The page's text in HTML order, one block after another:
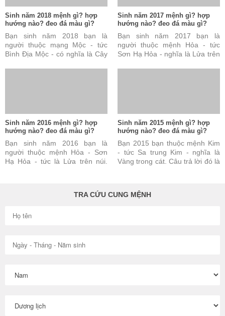
Sinh năm 2018 mệnh gì? hợp
hướng nào? đeo đá màu gì?
Bạn sinh năm 2018 bạn là
người thuộc mạng Mộc - tức
Bình Địa Mộc - có nghĩa là Cây
Sinh năm 2017 mệnh gì? hợp
hướng nào? đeo đá màu gì?
Bạn sinh năm 2017 bạn là
người thuộc mệnh Hỏa - tức
Sơn Hạ Hỏa - nghĩa là Lửa trên
Sinh năm 2016 mệnh gì? hợp
hướng nào? đeo đá màu gì?
Bạn sinh năm 2016 bạn là
người thuộc mệnh Hỏa - Sơn
Hạ Hỏa - tức là Lửa trên núi.
Sinh năm 2015 mệnh gì? hợp
hướng nào? đeo đá màu gì?
Bạn 2015 bạn thuộc mệnh Kim
- tức Sa trung Kim - nghĩa là
Vàng trong cát. Câu trả lời đó là
TRA CỨU CUNG MỆNH